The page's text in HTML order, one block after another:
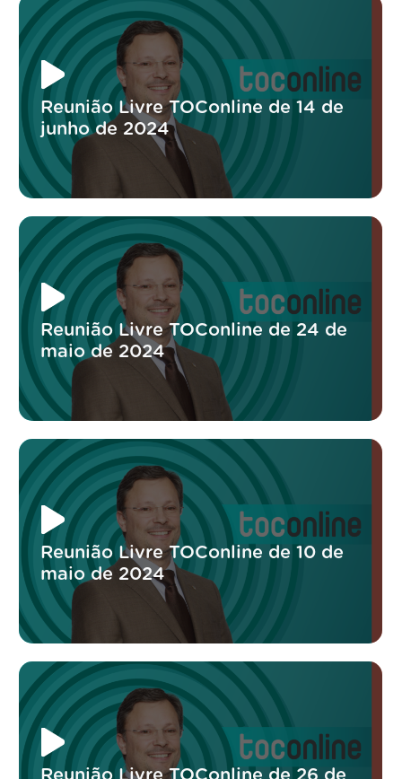
Reunião Livre TOConline de 14 de
junho de 2024
Reunião Livre TOConline de 24 de
maio de 2024
Reunião Livre TOConline de 10 de
maio de 2024
Reunião Livre TOConline de 26 de